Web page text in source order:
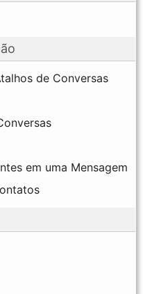
de Conversas
em uma Mensagem